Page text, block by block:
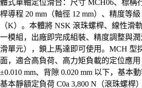
體式單軸定位滑台：尺寸 MCH06、標稱
桿導程 20 mm（軸徑 12 mm）、精度等
（K）。本體將 NSK 滾珠螺桿、線性滑
一模組，出廠即完成組裝、精度調整與
滑單元），鎖上馬達即可使用。MCH 型
面，適合高負荷、高力矩負載的定位應
±0.010 mm、背隙 0.020 mm 以下，基本動
基本靜額定負荷 C0a 3,800 N（滾珠螺桿